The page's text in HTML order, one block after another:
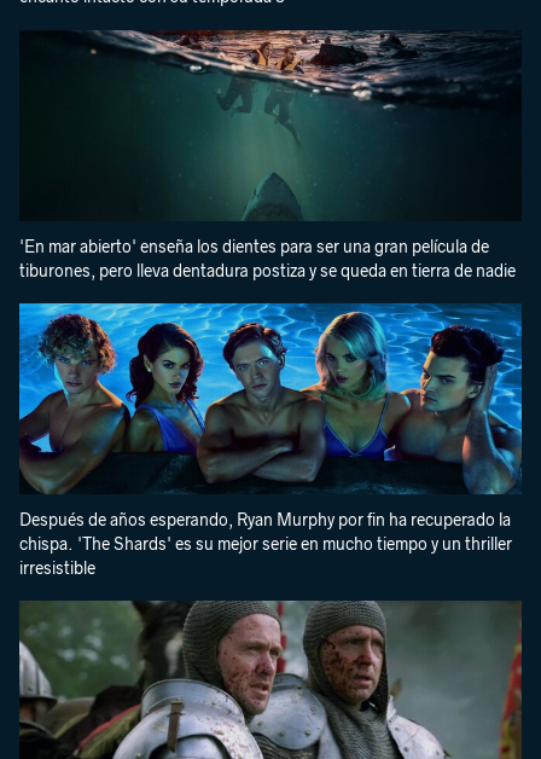
'En mar abierto' enseña los dientes para ser una gran película de
tiburones, pero lleva dentadura postiza y se queda en tierra de nadie
Después de años esperando, Ryan Murphy por fin ha recuperado la
chispa. 'The Shards' es su mejor serie en mucho tiempo y un thriller
irresistible